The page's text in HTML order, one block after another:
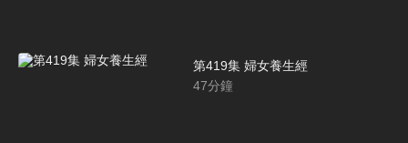
第419集 婦女養生經
47分鐘